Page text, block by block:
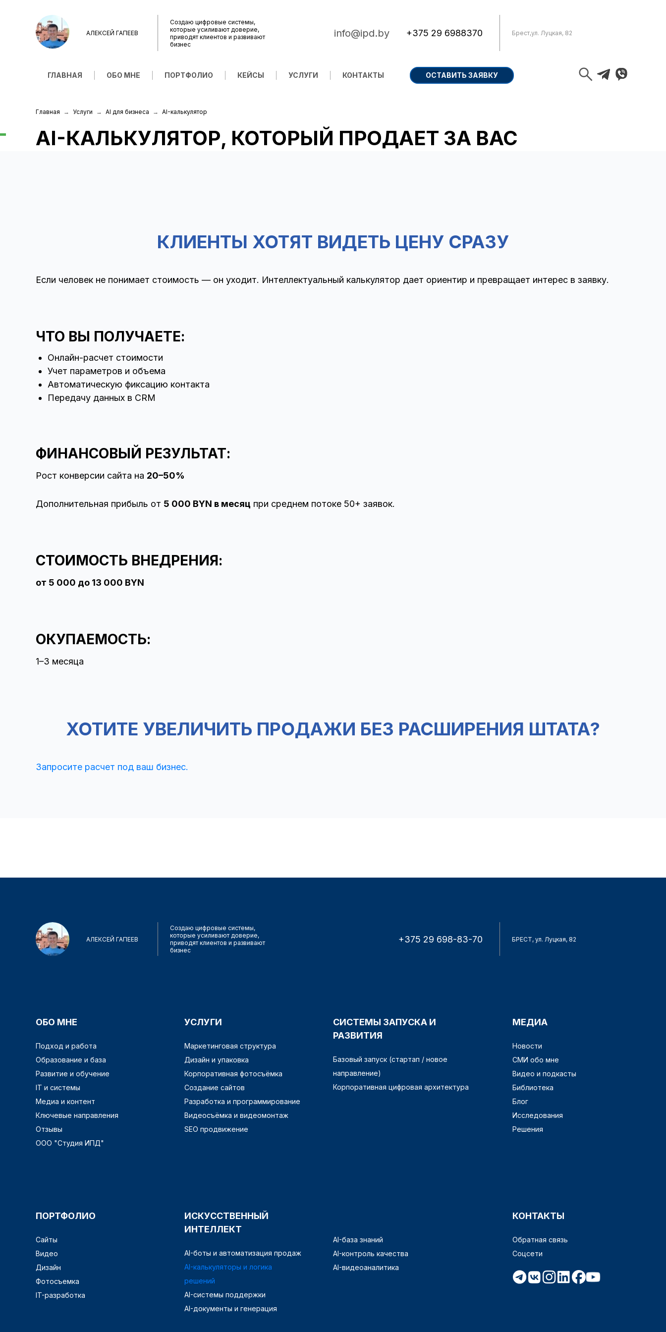
АЛЕКСЕЙ ГАПЕЕВ
Создаю цифровые системы,
которые усиливают доверие,
приводят клиентов и развивают
бизнес
info@ipd.by +375 29 6988370 Брест,ул. Луцкая, 82
ГЛАВНАЯ ОБО МНЕ ПОРТФОЛИО КЕЙСЫ УСЛУГИ КОНТАКТЫ ОСТАВИТЬ ЗАЯВКУ
Главная Услуги AI для бизнеса AI-калькулятор
AI-КАЛЬКУЛЯТОР, КОТОРЫЙ ПРОДАЕТ ЗА ВАС
КЛИЕНТЫ ХОТЯТ ВИДЕТЬ ЦЕНУ СРАЗУ
Если человек не понимает стоимость — он уходит. Интеллектуальный калькулятор дает ориентир и превращает интерес в заявку.
ЧТО ВЫ ПОЛУЧАЕТЕ:
Онлайн-расчет стоимости
Учет параметров и объема
Автоматическую фиксацию контакта
Передачу данных в CRM
ФИНАНСОВЫЙ РЕЗУЛЬТАТ:
Рост конверсии сайта на 20–50%
Дополнительная прибыль от 5 000 BYN в месяц при среднем потоке 50+ заявок.
СТОИМОСТЬ ВНЕДРЕНИЯ:
от 5 000 до 13 000 BYN
ОКУПАЕМОСТЬ:
1–3 месяца
ХОТИТЕ УВЕЛИЧИТЬ ПРОДАЖИ БЕЗ РАСШИРЕНИЯ ШТАТА?
Запросите расчет под ваш бизнес.
АЛЕКСЕЙ ГАПЕЕВ
Создаю цифровые системы,
которые усиливают доверие,
приводят клиентов и развивают
бизнес
+375 29 698-83-70 БРЕСТ, ул. Луцкая, 82
ОБО МНЕ
Подход и работа
Образование и база
Развитие и обучение
IT и системы
Медиа и контент
Ключевые направления
Отзывы
ООО "Студия ИПД"
УСЛУГИ
Маркетинговая структура
Дизайн и упаковка
Корпоративная фотосъёмка
Создание сайтов
Разработка и программирование
Видеосъёмка и видеомонтаж
SEO продвижение
СИСТЕМЫ ЗАПУСКА И
РАЗВИТИЯ
Базовый запуск (стартап / новое
направление)
Корпоративная цифровая архитектура
МЕДИА
Новости
СМИ обо мне
Видео и подкасты
Библиотека
Блог
Исследования
Решения
ПОРТФОЛИО
Сайты
Видео
Дизайн
Фотосъемка
IT-разработка
ИСКУССТВЕННЫЙ
ИНТЕЛЛЕКТ
AI-боты и автоматизация продаж
AI-калькуляторы и логика
решений
AI-системы поддержки
AI-документы и генерация
AI-база знаний
AI-контроль качества
AI-видеоаналитика
КОНТАКТЫ
Обратная связь
Соцсети